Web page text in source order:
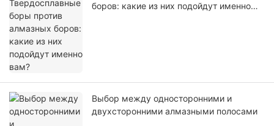
боров: какие из них подойдут именно
Выбор между односторонними и
двухсторонними алмазными полосами